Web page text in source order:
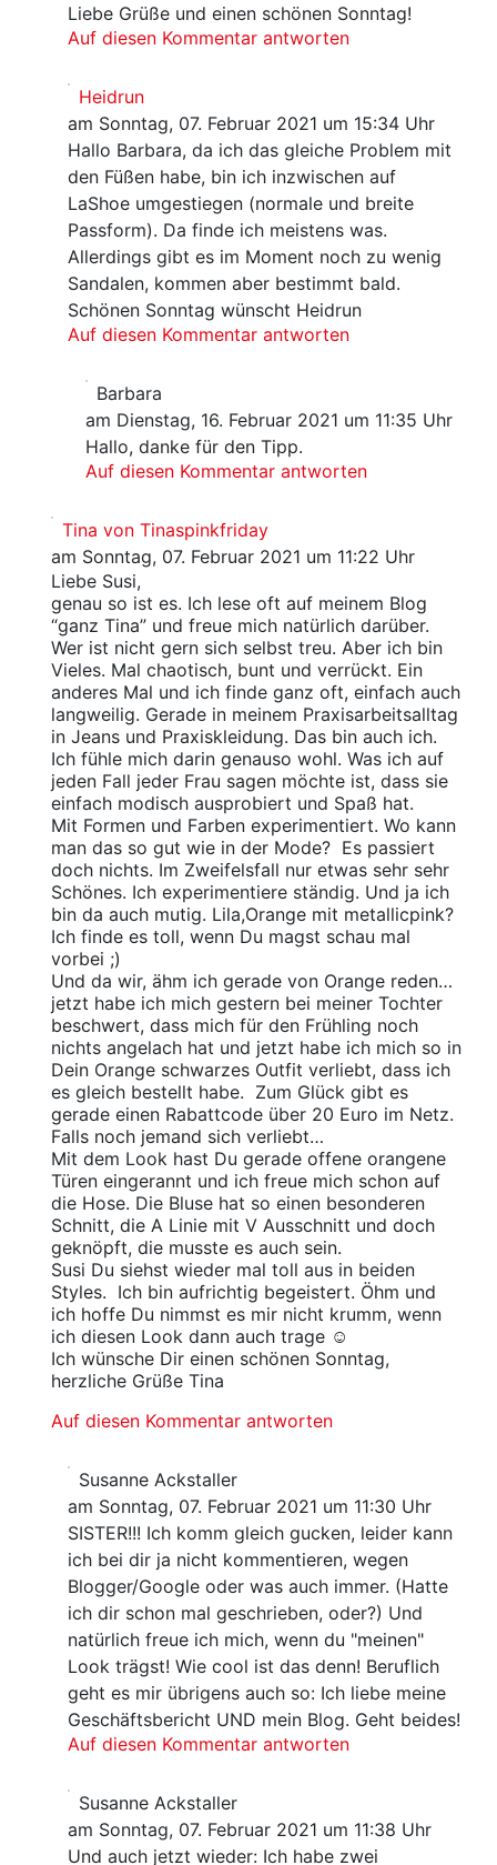
Liebe Grüße und einen schönen Sonntag!
Auf diesen Kommentar antworten
Heidrun
am Sonntag, 07. Februar 2021 um 15:34 Uhr
Hallo Barbara, da ich das gleiche Problem mit
den Füßen habe, bin ich inzwischen auf
LaShoe umgestiegen (normale und breite
Passform). Da finde ich meistens was.
Allerdings gibt es im Moment noch zu wenig
Sandalen, kommen aber bestimmt bald.
Schönen Sonntag wünscht Heidrun
Auf diesen Kommentar antworten
Barbara
am Dienstag, 16. Februar 2021 um 11:35 Uhr
Hallo, danke für den Tipp.
Auf diesen Kommentar antworten
Tina von Tinaspinkfriday
am Sonntag, 07. Februar 2021 um 11:22 Uhr
Liebe Susi,
genau so ist es. Ich lese oft auf meinem Blog
“ganz Tina” und freue mich natürlich darüber.
Wer ist nicht gern sich selbst treu. Aber ich bin
Vieles. Mal chaotisch, bunt und verrückt. Ein
anderes Mal und ich finde ganz oft, einfach auch
langweilig. Gerade in meinem Praxisarbeitsalltag
in Jeans und Praxiskleidung. Das bin auch ich.
Ich fühle mich darin genauso wohl. Was ich auf
jeden Fall jeder Frau sagen möchte ist, dass sie
einfach modisch ausprobiert und Spaß hat.
Mit Formen und Farben experimentiert. Wo kann
man das so gut wie in der Mode? Es passiert
doch nichts. Im Zweifelsfall nur etwas sehr sehr
Schönes. Ich experimentiere ständig. Und ja ich
bin da auch mutig. Lila,Orange mit metallicpink?
Ich finde es toll, wenn Du magst schau mal
vorbei ;)
Und da wir, ähm ich gerade von Orange reden…
jetzt habe ich mich gestern bei meiner Tochter
beschwert, dass mich für den Frühling noch
nichts angelach hat und jetzt habe ich mich so in
Dein Orange schwarzes Outfit verliebt, dass ich
es gleich bestellt habe. Zum Glück gibt es
gerade einen Rabattcode über 20 Euro im Netz.
Falls noch jemand sich verliebt…
Mit dem Look hast Du gerade offene orangene
Türen eingerannt und ich freue mich schon auf
die Hose. Die Bluse hat so einen besonderen
Schnitt, die A Linie mit V Ausschnitt und doch
geknöpft, die musste es auch sein.
Susi Du siehst wieder mal toll aus in beiden
Styles. Ich bin aufrichtig begeistert. Öhm und
ich hoffe Du nimmst es mir nicht krumm, wenn
ich diesen Look dann auch trage ☺
Ich wünsche Dir einen schönen Sonntag,
herzliche Grüße Tina
Auf diesen Kommentar antworten
Susanne Ackstaller
am Sonntag, 07. Februar 2021 um 11:30 Uhr
SISTER!!! Ich komm gleich gucken, leider kann
ich bei dir ja nicht kommentieren, wegen
Blogger/Google oder was auch immer. (Hatte
ich dir schon mal geschrieben, oder?) Und
natürlich freue ich mich, wenn du "meinen"
Look trägst! Wie cool ist das denn! Beruflich
geht es mir übrigens auch so: Ich liebe meine
Geschäftsbericht UND mein Blog. Geht beides!
Auf diesen Kommentar antworten
Susanne Ackstaller
am Sonntag, 07. Februar 2021 um 11:38 Uhr
Und auch jetzt wieder: Ich habe zwei